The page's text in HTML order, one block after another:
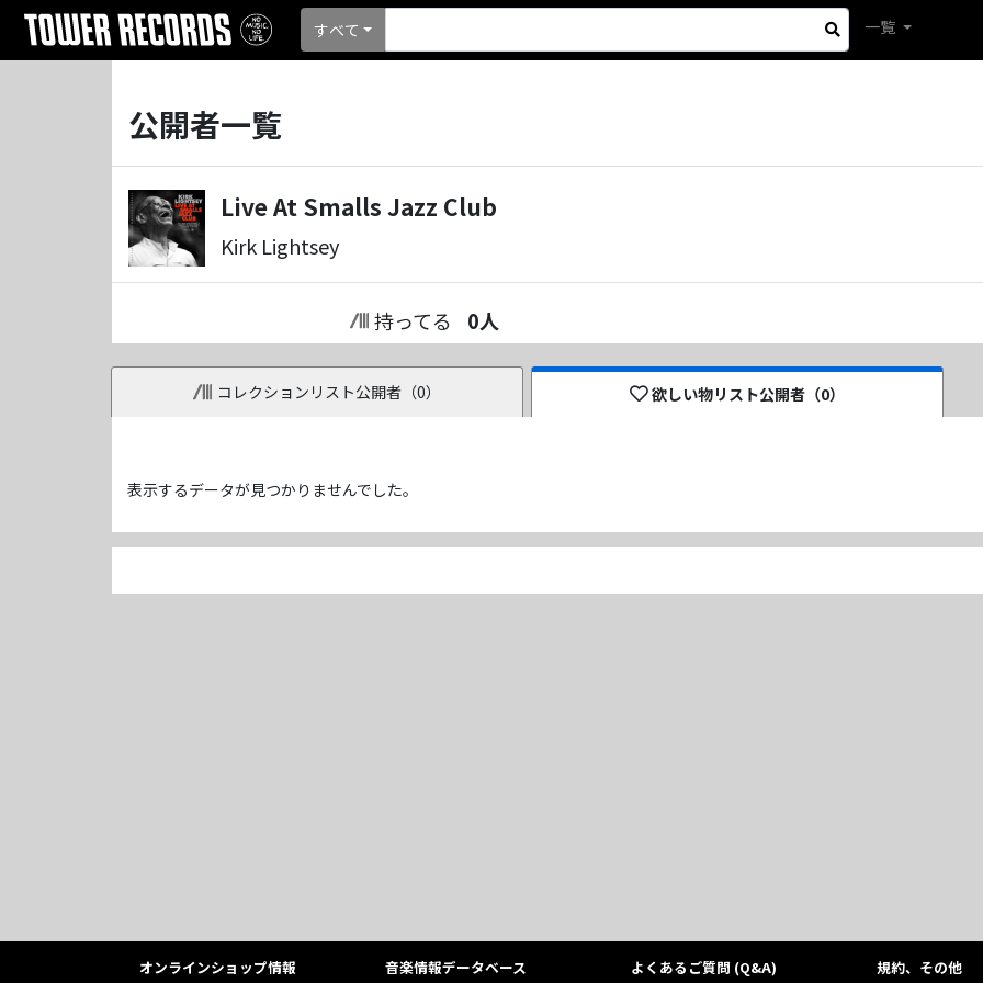
すべて 一覧
公開者一覧
Live At Smalls Jazz Club
Kirk Lightsey
持ってる 0人
コレクションリスト公開者（0） 欲しい物リスト公開者（0）
表示するデータが見つかりませんでした。
オンラインショップ情報 音楽情報データベース よくあるご質問 (Q&A) 規約、その他